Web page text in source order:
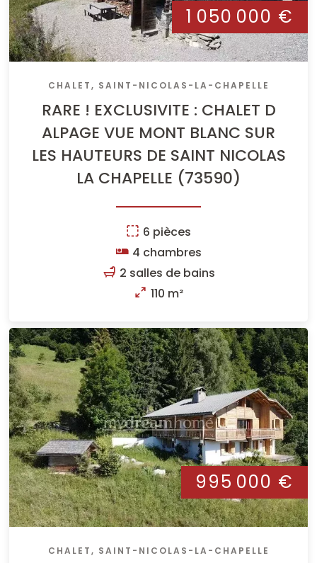
1 050 000 €
CHALET, SAINT-NICOLAS-LA-CHAPELLE
RARE ! EXCLUSIVITE : CHALET D
ALPAGE VUE MONT BLANC SUR
LES HAUTEURS DE SAINT NICOLAS
LA CHAPELLE (73590)
6 pièces
4 chambres
2 salles de bains
110 m²
995 000 €
CHALET, SAINT-NICOLAS-LA-CHAPELLE